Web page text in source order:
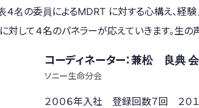
４名の委員によるMDRT に対する心構え、経
対して４名のパネラーが応えていきます。生の
コーディネーター：兼松 良典
ソニー生命分会
２００６年入社 登録回数７回 ２０